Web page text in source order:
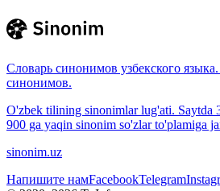
Словарь синонимов узбекского
синонимов.
O'zbek tilining sinonimlar lug'ati. Saytda
900 ga yaqin sinonim so'zlar to'plamiga
sinonim.uz
Напишите намFacebookTelegram